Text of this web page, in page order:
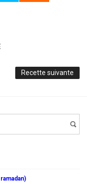
Recette suivante